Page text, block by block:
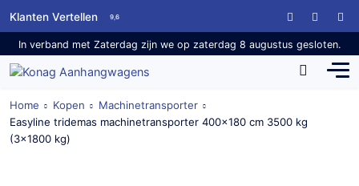
Klanten Vertellen 9,6
In verband met Zaterdag zijn we op zaterdag 8 augustus gesloten.
Home Kopen
Machinetransporter
Easyline tridemas machinetransporter 400×180 cm 3500 kg
(3×1800 kg)